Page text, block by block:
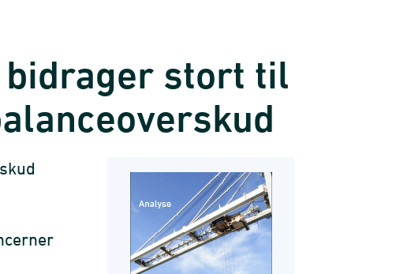
stort til